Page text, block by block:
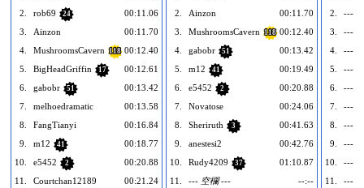
2.
rob69 24
00:11.06
3.
Ainzon
00:11.70
4.
MushroomsCavern 118 00:12.40
5.
BigHeadGriffin 17
00:12.61
6.
gabobr 51
00:13.42
7.
melhoedramatic
00:13.58
8.
FangTianyi
00:16.84
9.
m12 41
00:18.77
10.
e5452 2
00:20.88
11.
Courtchan12189
00:21.24
2.
Ainzon
00:11.70
3.
MushroomsCavern 118 00:12.40
4.
gabobr 51
00:13.42
5.
m12 41
00:19.49
6.
e5452 2
00:20.88
7.
Novatose
00:24.06
8.
Sheriruth 3
00:41.63
9.
anestesi2
00:42.76
10.
Rudy4209 37
01:10.87
11.
--- 空欄 ---
--:--
2.
---
3.
---
4.
---
5.
---
6.
---
7.
---
8.
---
9.
---
10.
---
11.
---